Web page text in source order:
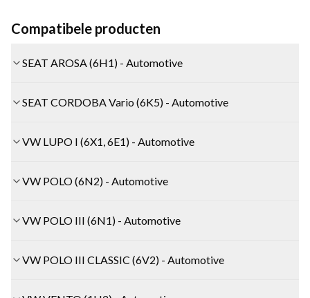
Compatibele producten
SEAT AROSA (6H1) - Automotive
SEAT CORDOBA Vario (6K5) - Automotive
VW LUPO I (6X1, 6E1) - Automotive
VW POLO (6N2) - Automotive
VW POLO III (6N1) - Automotive
VW POLO III CLASSIC (6V2) - Automotive